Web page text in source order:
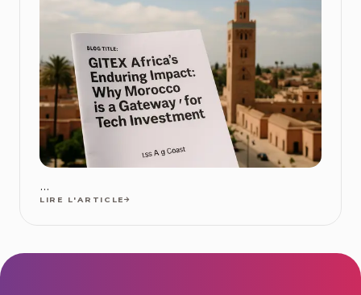
...
LIRE L'ARTICLE